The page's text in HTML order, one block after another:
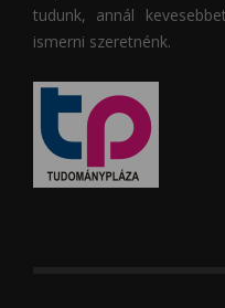
tudunk, annál
ismerni szeretnénk.